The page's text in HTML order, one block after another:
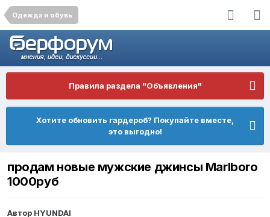
Одежда и обувь
Правила раздела "Объявления"
Хотите обновить гардероб? Покупайте вместе,
это выгодно!
продам новые мужские джинсы Marlboro
1000руб
Автор HYUNDAI